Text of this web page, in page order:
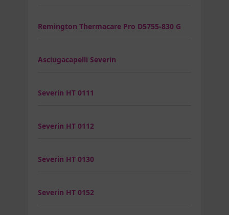
Remington Thermacare Pro D5755-830 G
Asciugacapelli Severin
Severin HT 0111
Severin HT 0112
Severin HT 0130
Severin HT 0152